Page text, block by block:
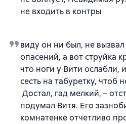
не входить в контры
виду он ни был, не
опасений, а вот струйка
что ноги у Вити ослабли,
сесть на табуретку, чтоб
Достал, гад мелкий, –
подумал Витя. Его
комнатенке отчетливо